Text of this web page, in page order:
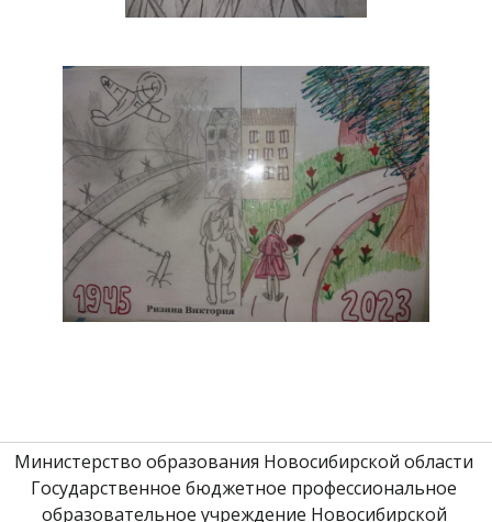
Министерство образования Новосибирской области
Государственное бюджетное профессиональное
образовательное учреждение Новосибирской